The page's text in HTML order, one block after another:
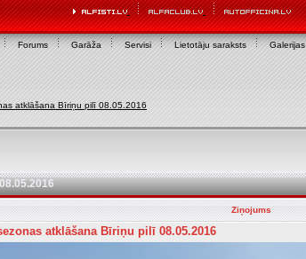
Forums Garāža Servisi Lietotāju saraksts Galerijas
atklāšana Bīriņu pilī 08.05.2016
Ziņojums
atklāšana Bīriņu pilī 08.05.2016